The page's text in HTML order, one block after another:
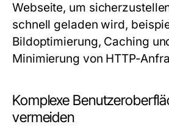
Webseite, um
schnell geladen wird,
Bildoptimierung, Caching
Minimierung von HTTP-
Komplexe
vermeiden